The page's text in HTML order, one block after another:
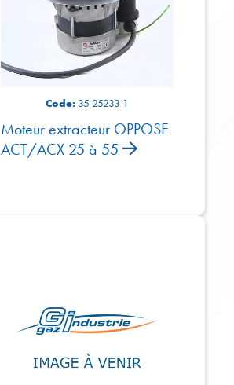
Code: 35 25233 1
Moteur extracteur OPPOSE
ACT/ACX 25 à 55